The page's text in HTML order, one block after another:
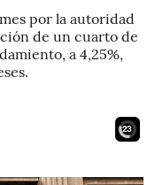
por la autoridad
de un cuarto de
a 4,25%,
21